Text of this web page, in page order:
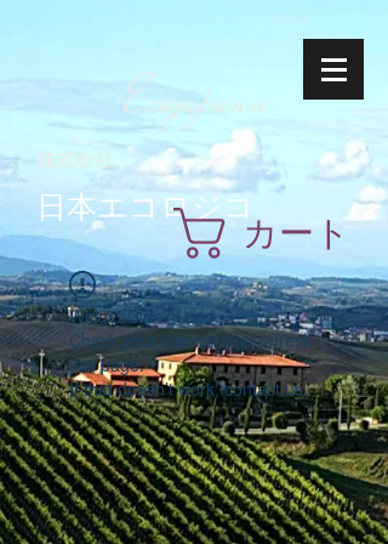
Ecoyapann
株式会社
日本エコロジコカート
Widget Didn’t Load
Check your internet and refresh
this page.
If that doesn’t work, contact us.